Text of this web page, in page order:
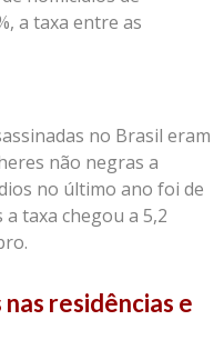
a taxa entre as
no Brasil eram
não negras a
no último ano foi de
taxa chegou a 5,2
residências e